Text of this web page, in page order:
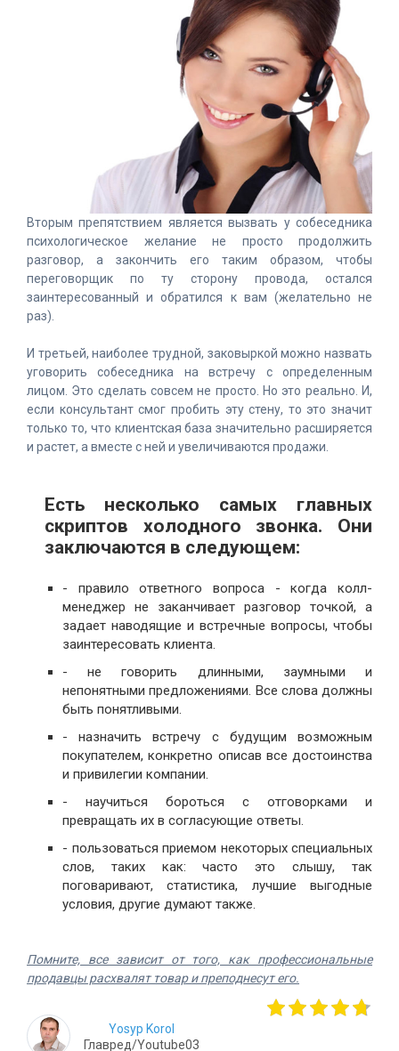
Вторым препятствием является вызвать у собеседника
психологическое желание не просто продолжить
разговор, а закончить его таким образом, чтобы
переговорщик по ту сторону провода, остался
заинтересованный и обратился к вам (желательно не
раз).
И третьей, наиболее трудной, заковыркой можно назвать
уговорить собеседника на встречу с определенным
лицом. Это сделать совсем не просто. Но это реально. И,
если консультант смог пробить эту стену, то это значит
только то, что клиентская база значительно расширяется
и растет, а вместе с ней и увеличиваются продажи.
Есть несколько самых главных
скриптов холодного звонка. Они
заключаются в следующем:
- правило ответного вопроса - когда колл-
менеджер не заканчивает разговор точкой, а
задает наводящие и встречные вопросы, чтобы
заинтересовать клиента.
- не говорить длинными, заумными и
непонятными предложениями. Все слова должны
быть понятливыми.
- назначить встречу с будущим возможным
покупателем, конкретно описав все достоинства
и привилегии компании.
- научиться бороться с отговорками и
превращать их в согласующие ответы.
- пользоваться приемом некоторых специальных
слов, таких как: часто это слышу, так
поговаривают, статистика, лучшие выгодные
условия, другие думают также.
Помните, все зависит от того, как профессиональные
продавцы расхвалят товар и преподнесут его.
Yosyp Korol
Главред/Youtube03